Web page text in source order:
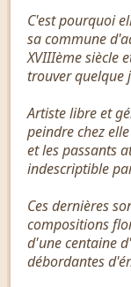
C'est pourquoi
sa commune
XVIIIème siècle
trouver quelque
Artiste libre et
peindre chez
et les passants
indescriptible
Ces dernières
compositions
d'une centaine
débordantes